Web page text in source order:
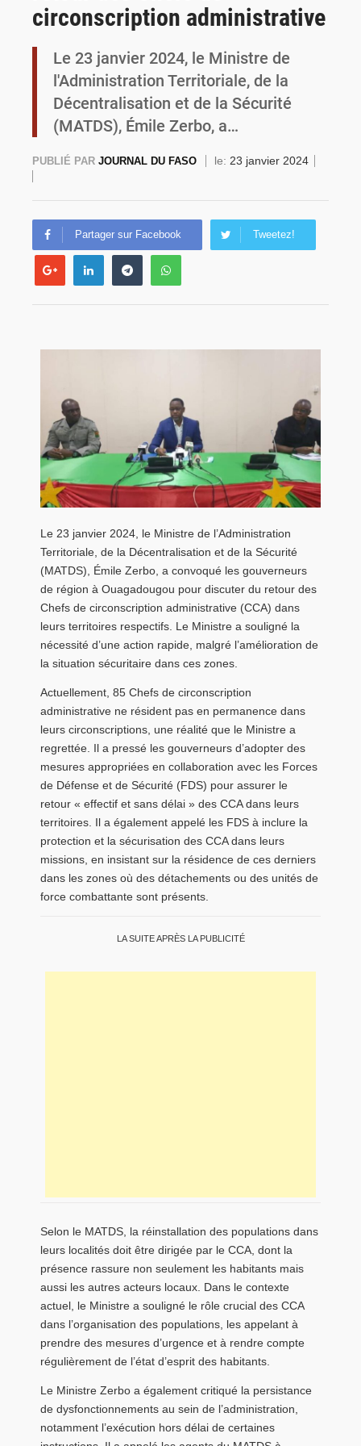
circonscription administrative
Le 23 janvier 2024, le Ministre de
l'Administration Territoriale, de la
Décentralisation et de la Sécurité
(MATDS), Émile Zerbo, a…
PUBLIÉ PAR JOURNAL DU FASO le: 23 janvier 2024
Partager sur Facebook Tweetez!
Le 23 janvier 2024, le Ministre de l’Administration
Territoriale, de la Décentralisation et de la Sécurité
(MATDS), Émile Zerbo, a convoqué les gouverneurs
de région à Ouagadougou pour discuter du retour des
Chefs de circonscription administrative (CCA) dans
leurs territoires respectifs. Le Ministre a souligné la
nécessité d’une action rapide, malgré l’amélioration de
la situation sécuritaire dans ces zones.
Actuellement, 85 Chefs de circonscription
administrative ne résident pas en permanence dans
leurs circonscriptions, une réalité que le Ministre a
regrettée. Il a pressé les gouverneurs d’adopter des
mesures appropriées en collaboration avec les Forces
de Défense et de Sécurité (FDS) pour assurer le
retour « effectif et sans délai » des CCA dans leurs
territoires. Il a également appelé les FDS à inclure la
protection et la sécurisation des CCA dans leurs
missions, en insistant sur la résidence de ces derniers
dans les zones où des détachements ou des unités de
force combattante sont présents.
LA SUITE APRÈS LA PUBLICITÉ
Selon le MATDS, la réinstallation des populations dans
leurs localités doit être dirigée par le CCA, dont la
présence rassure non seulement les habitants mais
aussi les autres acteurs locaux. Dans le contexte
actuel, le Ministre a souligné le rôle crucial des CCA
dans l’organisation des populations, les appelant à
prendre des mesures d’urgence et à rendre compte
régulièrement de l’état d’esprit des habitants.
Le Ministre Zerbo a également critiqué la persistance
de dysfonctionnements au sein de l’administration,
notamment l’exécution hors délai de certaines